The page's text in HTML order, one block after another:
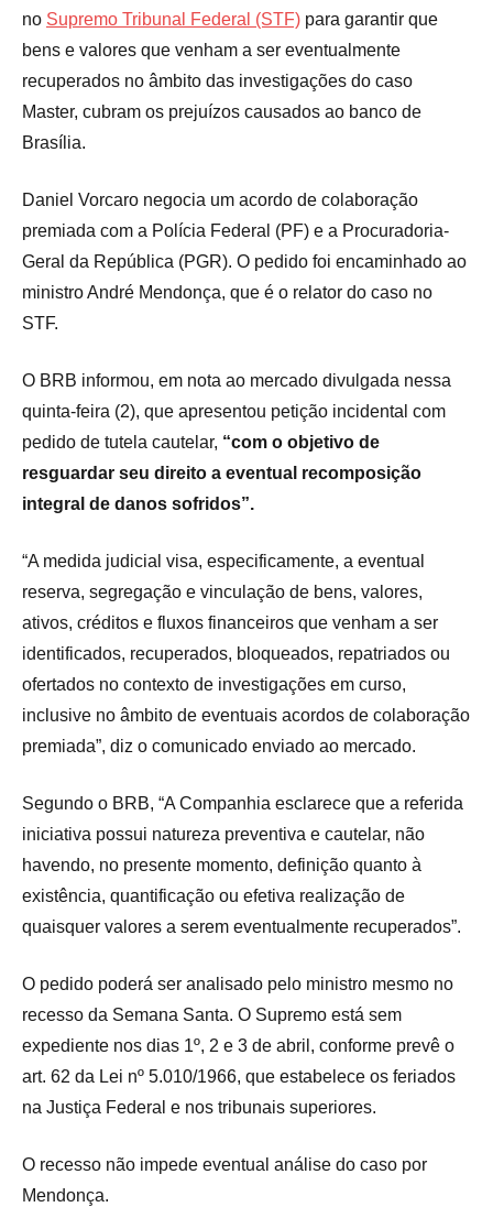
no Supremo Tribunal Federal (STF) para garantir que
bens e valores que venham a ser eventualmente
recuperados no âmbito das investigações do caso
Master, cubram os prejuízos causados ao banco de
Brasília.
Daniel Vorcaro negocia um acordo de colaboração
premiada com a Polícia Federal (PF) e a Procuradoria-
Geral da República (PGR). O pedido foi encaminhado ao
ministro André Mendonça, que é o relator do caso no
STF.
O BRB informou, em nota ao mercado divulgada nessa
quinta-feira (2), que apresentou petição incidental com
pedido de tutela cautelar, “com o objetivo de
resguardar seu direito a eventual recomposição
integral de danos sofridos”.
“A medida judicial visa, especificamente, a eventual
reserva, segregação e vinculação de bens, valores,
ativos, créditos e fluxos financeiros que venham a ser
identificados, recuperados, bloqueados, repatriados ou
ofertados no contexto de investigações em curso,
inclusive no âmbito de eventuais acordos de colaboração
premiada”, diz o comunicado enviado ao mercado.
Segundo o BRB, “A Companhia esclarece que a referida
iniciativa possui natureza preventiva e cautelar, não
havendo, no presente momento, definição quanto à
existência, quantificação ou efetiva realização de
quaisquer valores a serem eventualmente recuperados”.
O pedido poderá ser analisado pelo ministro mesmo no
recesso da Semana Santa. O Supremo está sem
expediente nos dias 1º, 2 e 3 de abril, conforme prevê o
art. 62 da Lei nº 5.010/1966, que estabelece os feriados
na Justiça Federal e nos tribunais superiores.
O recesso não impede eventual análise do caso por
Mendonça.